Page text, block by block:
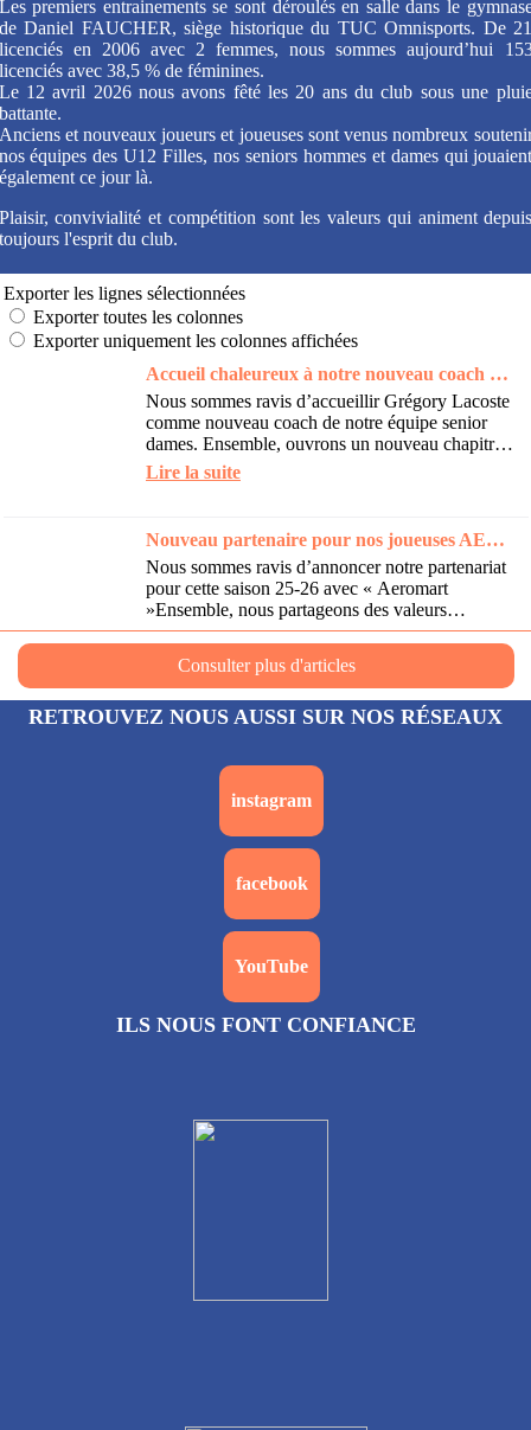
premiers entrainements se sont déroulés en salle dans le
Daniel FAUCHER, siège historique du TUC Omnisports. De
en 2006 avec 2 femmes, nous sommes aujourd’hui
avec 38,5 % de féminines.
12 avril 2026 nous avons fêté les 20 ans du club sous une
et nouveaux joueurs et joueuses sont venus nombreux
équipes des U12 Filles, nos seniors hommes et dames qui
ce jour là.
convivialité et compétition sont les valeurs qui animent
l'esprit du club.
RETROUVEZ NOUS AUSSI SUR NOS RÉSEAUX
instagram
facebook
YouTube
ILS NOUS FONT CONFIANCE